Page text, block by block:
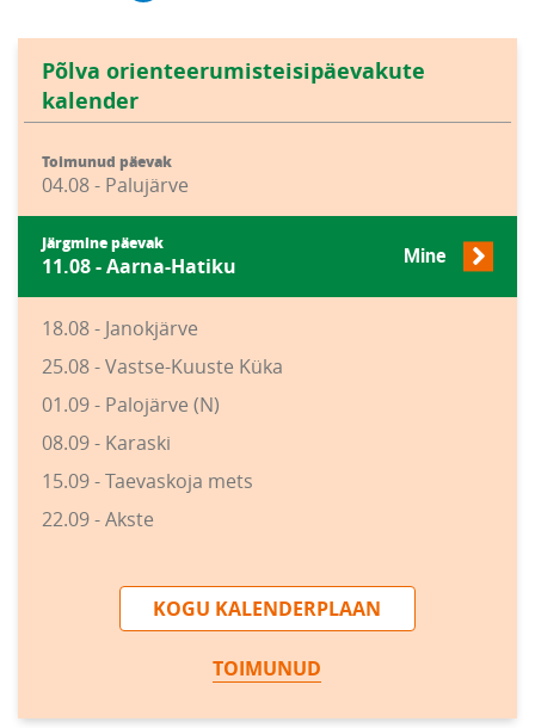
Põlva orienteerumisteisipäevakute
kalender
Toimunud päevak
04.08 - Palujärve
Järgmine päevak
11.08 - Aarna-Hatiku Mine
18.08 - Janokjärve
25.08 - Vastse-Kuuste Küka
01.09 - Palojärve (N)
08.09 - Karaski
15.09 - Taevaskoja mets
22.09 - Akste
KOGU KALENDERPLAAN
TOIMUNUD